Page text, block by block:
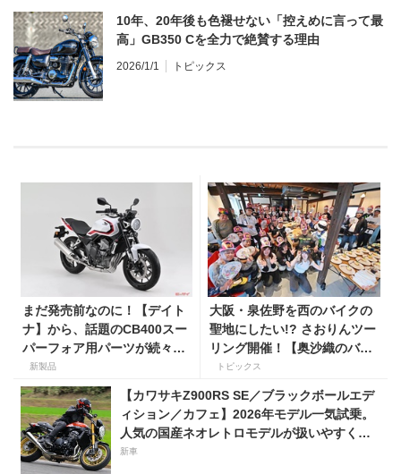
10年、20年後も色褪せない「控えめに言って最
高」GB350 Cを全力で絶賛する理由
2026/1/1 トピックス
まだ発売前なのに！【デイト
ナ】から、話題のCB400スー
パーフォア用パーツが続々登
場！
新製品
大阪・泉佐野を西のバイクの
聖地にしたい!? さおりんツー
リング開催！【奥沙織のバイ
ク日和第３回】
トピックス
【カワサキZ900RS SE／ブラックボールエデ
ィション／カフェ】2026年モデル一気試乗。
人気の国産ネオレトロモデルが扱いやすく上
質に進化！
新車